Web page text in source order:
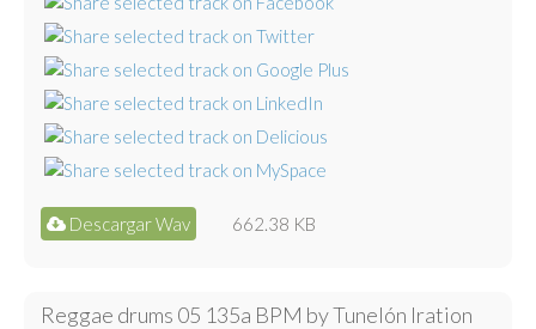
Descargar Wav 662.38 KB
Reggae drums 05 135a BPM by Tunelón Iration